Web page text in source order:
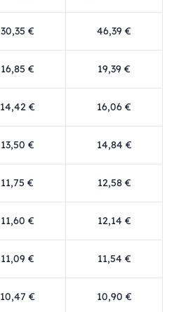
30,35 € 46,39 €
16,85 € 19,39 €
14,42 € 16,06 €
13,50 € 14,84 €
11,75 € 12,58 €
11,60 € 12,14 €
11,09 € 11,54 €
10,47 € 10,90 €